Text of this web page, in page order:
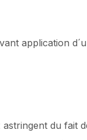
application
du fait